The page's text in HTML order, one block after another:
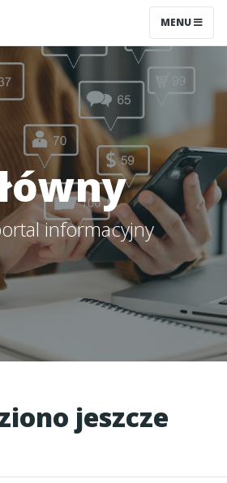
MENU
informacyjny
jeszcze